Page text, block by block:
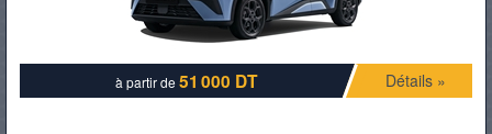
à partir de51 000 DT Détails »